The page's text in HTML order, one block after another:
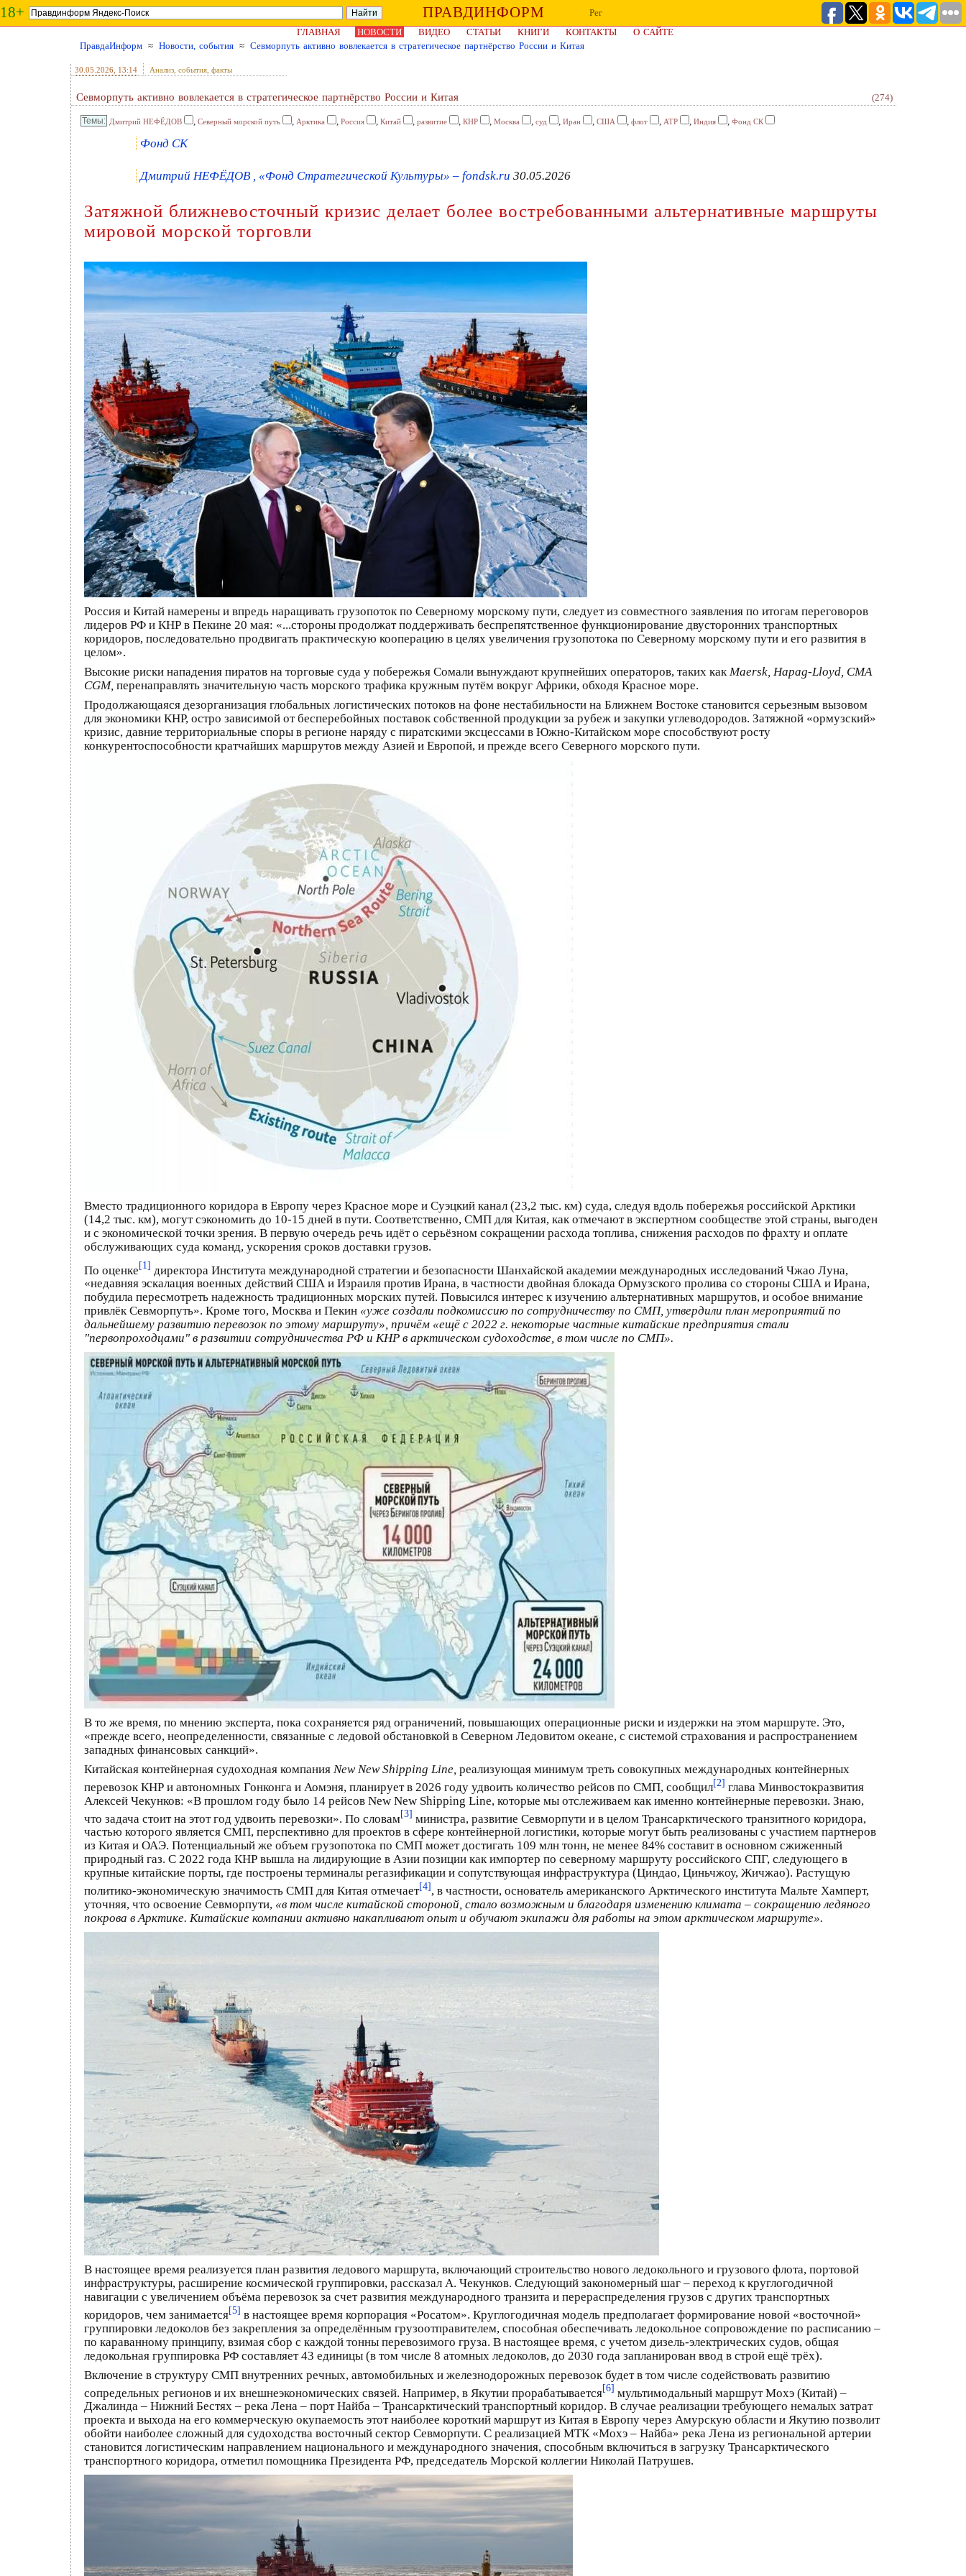
18+ ПРАВДИНФОРМ
Рег
ГЛАВНАЯ
НОВОСТИ ВИДЕО СТАТЬИ КНИГИ КОНТАКТЫ
О САЙТЕ
ПравдаИнформ ≈ Новости, события ≈ Севморпуть активно вовлекается в стратегическое партнёрство России и Китая
30.05.2026 , 13:14 Анализ, события, факты
Севморпуть активно вовлекается в стратегическое партнёрство России и Китая (274)
Дмитрий НЕФЁДОВ , Северный морской путь , Арктика , Россия , Китай , развитие , КНР , Москва , суд , Иран , США , флот , АТР , Индия , Фонд СК
Фонд СК
Дмитрий НЕФЁДОВ , «Фонд Стратегической Культуры» – fondsk.ru 30.05.2026
Затяжной ближневосточный кризис делает более востребованными альтернативные маршруты
мировой морской торговли
Россия и Китай намерены и впредь наращивать грузопоток по Северному морскому пути, следует из совместного заявления по итогам переговоров
лидеров РФ и КНР в Пекине 20 мая: «...стороны продолжат поддерживать беспрепятственное функционирование двусторонних транспортных
коридоров, последовательно продвигать практическую кооперацию в целях увеличения грузопотока по Северному морскому пути и его развития в
целом».
Высокие риски нападения пиратов на торговые суда у побережья Сомали вынуждают крупнейших операторов, таких как Maersk, Hapag-Lloyd, СМА
CGM, перенаправлять значительную часть морского трафика кружным путём вокруг Африки, обходя Красное море.
Продолжающаяся дезорганизация глобальных логистических потоков на фоне нестабильности на Ближнем Востоке становится серьезным вызовом
для экономики КНР, остро зависимой от бесперебойных поставок собственной продукции за рубеж и закупки углеводородов. Затяжной «ормузский»
кризис, давние территориальные споры в регионе наряду с пиратскими эксцессами в Южно-Китайском море способствуют росту
конкурентоспособности кратчайших маршрутов между Азией и Европой, и прежде всего Северного морского пути.
Вместо традиционного коридора в Европу через Красное море и Суэцкий канал (23,2 тыс. км) суда, следуя вдоль побережья российской Арктики
(14,2 тыс. км), могут сэкономить до 10-15 дней в пути. Соответственно, СМП для Китая, как отмечают в экспертном сообществе этой страны, выгоден
и с экономической точки зрения. В первую очередь речь идёт о серьёзном сокращении расхода топлива, снижения расходов по фрахту и оплате
обслуживающих суда команд, ускорения сроков доставки грузов.
По оценке[1] директора Института международной стратегии и безопасности Шанхайской академии международных исследований Чжао Луна,
«недавняя эскалация военных действий США и Израиля против Ирана, в частности двойная блокада Ормузского пролива со стороны США и Ирана,
побудила пересмотреть надежность традиционных морских путей. Повысился интерес к изучению альтернативных маршрутов, и особое внимание
привлёк Севморпуть». Кроме того, Москва и Пекин «уже создали подкомиссию по сотрудничеству по СМП, утвердили план мероприятий по
дальнейшему развитию перевозок по этому маршруту», причём «ещё с 2022 г. некоторые частные китайские предприятия стали
"первопроходцами" в развитии сотрудничества РФ и КНР в арктическом судоходстве, в том числе по СМП».
В то же время, по мнению эксперта, пока сохраняется ряд ограничений, повышающих операционные риски и издержки на этом маршруте. Это,
«прежде всего, неопределенности, связанные с ледовой обстановкой в Северном Ледовитом океане, с системой страхования и распространением
западных финансовых санкций».
Китайская контейнерная судоходная компания New New Shipping Line, реализующая минимум треть совокупных международных контейнерных
перевозок КНР и автономных Гонконга и Аомэня, планирует в 2026 году удвоить количество рейсов по СМП, сообщил[2] глава Минвостокразвития
Алексей Чекунков: «В прошлом году было 14 рейсов New New Shipping Line, которые мы отслеживаем как именно контейнерные перевозки. Знаю,
что задача стоит на этот год удвоить перевозки». По словам[3] министра, развитие Севморпути и в целом Трансарктического транзитного коридора,
частью которого является СМП, перспективно для проектов в сфере контейнерной логистики, которые могут быть реализованы с участием партнеров
из Китая и ОАЭ. Потенциальный же объем грузопотока по СМП может достигать 109 млн тонн, не менее 84% составит в основном сжиженный
природный газ. С 2022 года КНР вышла на лидирующие в Азии позиции как импортер по северному маршруту российского СПГ, следующего в
крупные китайские порты, где построены терминалы регазификации и сопутствующая инфраструктура (Циндао, Циньчжоу, Жичжао). Растущую
политико-экономическую значимость СМП для Китая отмечает[4], в частности, основатель американского Арктического института Мальте Хамперт,
уточняя, что освоение Севморпути, «в том числе китайской стороной, стало возможным и благодаря изменению климата – сокращению ледяного
покрова в Арктике. Китайские компании активно накапливают опыт и обучают экипажи для работы на этом арктическом маршруте».
В настоящее время реализуется план развития ледового маршрута, включающий строительство нового ледокольного и грузового флота, портовой
инфраструктуры, расширение космической группировки, рассказал А. Чекунков. Следующий закономерный шаг – переход к круглогодичной
навигации с увеличением объёма перевозок за счет развития международного транзита и перераспределения грузов с других транспортных
коридоров, чем занимается[5] в настоящее время корпорация «Росатом». Круглогодичная модель предполагает формирование новой «восточной»
группировки ледоколов без закрепления за определённым грузоотправителем, способная обеспечивать ледокольное сопровождение по расписанию –
по караванному принципу, взимая сбор с каждой тонны перевозимого груза. В настоящее время, с учетом дизель‑электрических судов, общая
ледокольная группировка РФ составляет 43 единицы (в том числе 8 атомных ледоколов, до 2030 года запланирован ввод в строй ещё трёх).
Включение в структуру СМП внутренних речных, автомобильных и железнодорожных перевозок будет в том числе содействовать развитию
сопредельных регионов и их внешнеэкономических связей. Например, в Якутии прорабатывается[6] мультимодальный маршрут Мохэ (Китай) –
Джалинда – Нижний Бестях – река Лена – порт Найба – Трансарктический транспортный коридор. В случае реализации требующего немалых затрат
проекта и выхода на его коммерческую окупаемость этот наиболее короткий маршрут из Китая в Европу через Амурскую области и Якутию позволит
обойти наиболее сложный для судоходства восточный сектор Севморпути. С реализацией МТК «Мохэ – Найба» река Лена из региональной артерии
становится логистическим направлением национального и международного значения, способным включиться в загрузку Трансарктического
транспортного коридора, отметил помощника Президента РФ, председатель Морской коллегии Николай Патрушев.